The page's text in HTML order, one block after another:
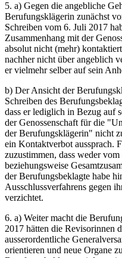
5. a) Gegen die angebliche
Berufungsklägerin zunächst
Schreiben vom 6. Juli 2017
Zusammenhang mit der
absolut nicht (mehr)
nachher nicht über angeblich
er vielmehr selber auf sein
b) Der Ansicht der
Schreiben des
dass er lediglich in Bezug auf
der Genossenschaft für die
der Berufungsklägerin" nicht
ein Kontaktverbot aussprach.
zuzustimmen, dass weder
beziehungsweise
der Berufungsbeklagte habe
Ausschlussverfahrens gegen
verzichtet.
6. a) Weiter macht die
2017 hätten die Revisorinnen
ausserordentliche
orientieren und neue Organe